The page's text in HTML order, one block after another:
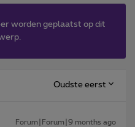
worden geplaatst op dit
Oudste eerst
Forum|Forum|9 months ago